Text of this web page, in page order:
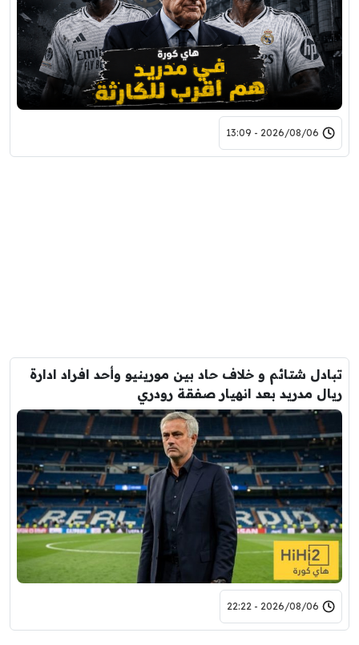
2026/08/06 - 13:09
تبادل شتائم و خلاف حاد بين مورينيو وأحد افراد ادارة
ريال مدريد بعد انهيار صفقة رودري
2026/08/06 - 22:22